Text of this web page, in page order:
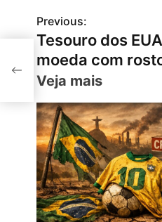
at
s
A
p
p
gr
a
m
e
b
o
o
k
P
o
s
t
n
a
v
i
Previous:
Tesouro dos
moeda com
Veja mais